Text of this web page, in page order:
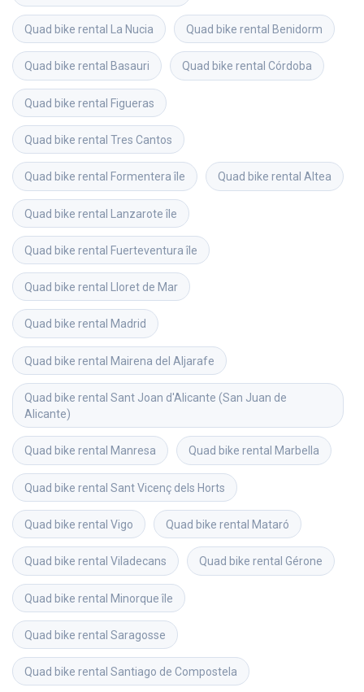
Quad bike rental La Nucia Quad bike rental Benidorm
Quad bike rental Basauri Quad bike rental Córdoba
Quad bike rental Figueras
Quad bike rental Tres Cantos
Quad bike rental Formentera île Quad bike rental Altea
Quad bike rental Lanzarote île
Quad bike rental Fuerteventura île
Quad bike rental Lloret de Mar
Quad bike rental Madrid
Quad bike rental Mairena del Aljarafe
Quad bike rental Sant Joan d'Alicante (San Juan de
Alicante)
Quad bike rental Manresa Quad bike rental Marbella
Quad bike rental Sant Vicenç dels Horts
Quad bike rental Vigo Quad bike rental Mataró
Quad bike rental Viladecans Quad bike rental Gérone
Quad bike rental Minorque île
Quad bike rental Saragosse
Quad bike rental Santiago de Compostela